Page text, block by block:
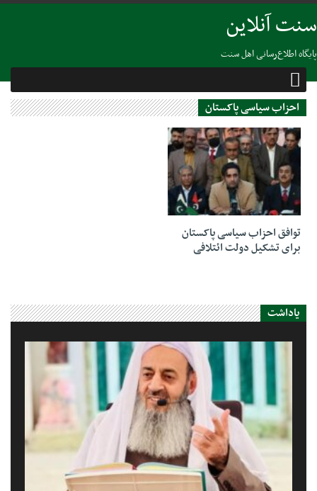
سنت آنلاین
پایگاه اطلاع‌رسانی اهل سنت
احزاب سیاسی پاکستان
توافق احزاب سیاسی پاکستان
برای تشکیل دولت ائتلافی
یاداشت